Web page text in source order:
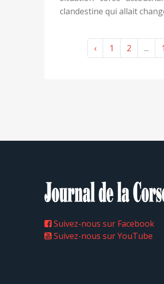
clandestine qui allait
‹
1 2 ...
Suivez-nous sur Facebook
Suivez-nous sur YouTube